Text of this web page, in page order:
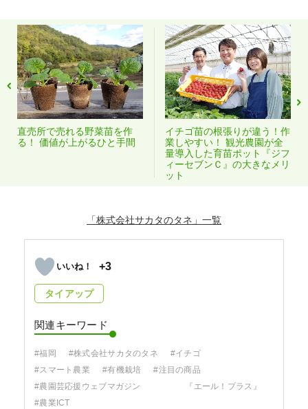
直売所で売れる野菜苗を作
る！ 価値が上がるひと手間
イチゴ苗の根張りが違う！作
業しやすい！ 観光農園が全
量導入した育苗ポット『ジフ
ィーセブンＣ』の大きなメリ
ット
「株式会社サカタのタネ」
+3
タイアップ
関連キーワード
#福岡 #株式会社サカタのタネ
#イチゴ
#スマート農業
#有機栽培
#注目の商品
#農園芸応援ウェブマガジン 『エール！プラス』
#農業ICT